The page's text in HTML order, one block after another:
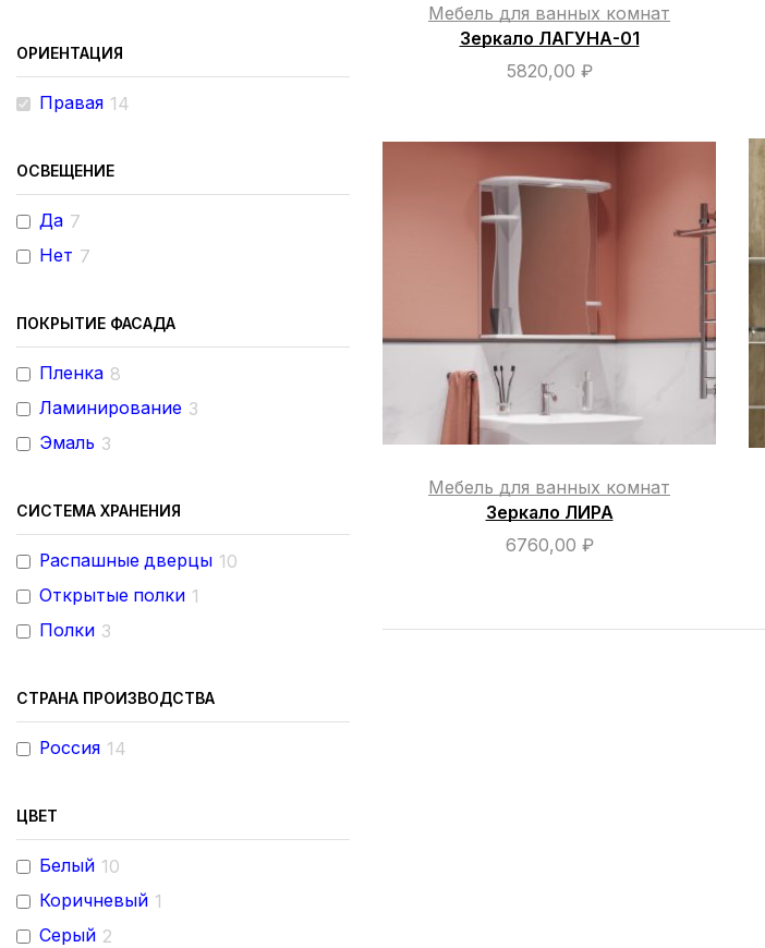
Мебель для ванных комнат
Зеркало ЛАГУНА-01
5820,00 ₽
Мебель для ванных комнат
Зеркало ЛИРА
6760,00 ₽
ОРИЕНТАЦИЯ
Правая 14
ОСВЕЩЕНИЕ
Да 7
Нет 7
ПОКРЫТИЕ ФАСАДА
Пленка 8
Ламинирование 3
Эмаль 3
СИСТЕМА ХРАНЕНИЯ
Распашные дверцы 10
Открытые полки 1
Полки 3
СТРАНА ПРОИЗВОДСТВА
Россия 14
ЦВЕТ
Белый 10
Коричневый 1
Серый 2